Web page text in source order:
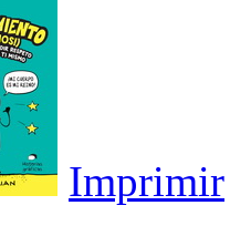
Imprimir